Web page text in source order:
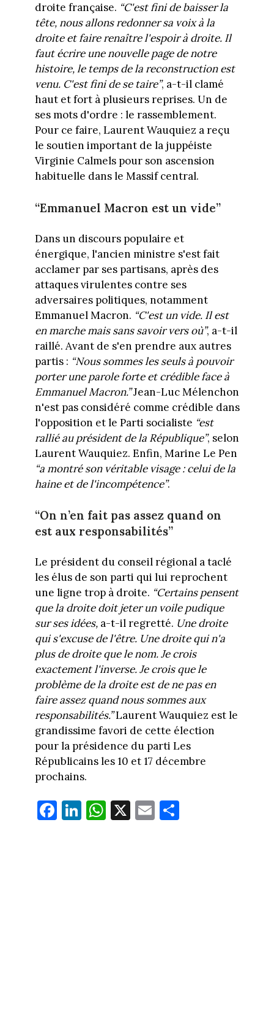
droite française. “C'est fini de baisser la
tête, nous allons redonner sa voix à la
droite et faire renaître l'espoir à droite. Il
faut écrire une nouvelle page de notre
histoire, le temps de la reconstruction est
venu. C'est fini de se taire”, a-t-il clamé
haut et fort à plusieurs reprises. Un de
ses mots d'ordre : le rassemblement.
Pour ce faire, Laurent Wauquiez a reçu
le soutien important de la juppéiste
Virginie Calmels pour son ascension
habituelle dans le Massif central.
“Emmanuel Macron est un vide”
Dans un discours populaire et
énergique, l'ancien ministre s'est fait
acclamer par ses partisans, après des
attaques virulentes contre ses
adversaires politiques, notamment
Emmanuel Macron. “C'est un vide. Il est
en marche mais sans savoir vers où”, a-t-il
raillé. Avant de s'en prendre aux autres
partis : “Nous sommes les seuls à pouvoir
porter une parole forte et crédible face à
Emmanuel Macron.”Jean-Luc Mélenchon
n'est pas considéré comme crédible dans
l'opposition et le Parti socialiste “est
rallié au président de la République”, selon
Laurent Wauquiez. Enfin, Marine Le Pen
“a montré son véritable visage : celui de la
haine et de l'incompétence”.
“On n’en fait pas assez quand on
est aux responsabilités”
Le président du conseil régional a taclé
les élus de son parti qui lui reprochent
une ligne trop à droite. “Certains pensent
que la droite doit jeter un voile pudique
sur ses idées,a-t-il regretté. Une droite
qui s'excuse de l'être. Une droite qui n'a
plus de droite que le nom. Je crois
exactement l'inverse. Je crois que le
problème de la droite est de ne pas en
faire assez quand nous sommes aux
responsabilités.”Laurent Wauquiez est le
grandissime favori de cette élection
pour la présidence du parti Les
Républicains les 10 et 17 décembre
prochains.
Fa
ce
Li
nk
W
ha
X E
m
Pa